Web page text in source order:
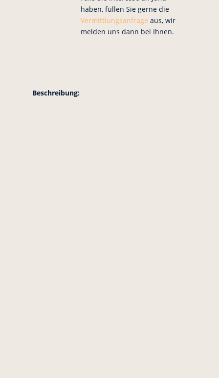
Beschreibung:
haben, füllen Sie gerne die
Vermittlungsanfrage aus, wir
melden uns dann bei Ihnen.